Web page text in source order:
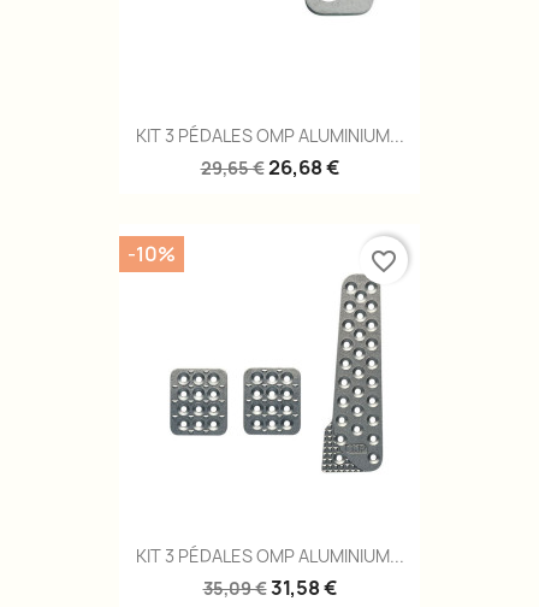
KIT 3 PÉDALES OMP ALUMINIUM...
29,65 €26,68 €
KIT 3 PÉDALES OMP ALUMINIUM...
35,09 €31,58 €
-10% favorite_border